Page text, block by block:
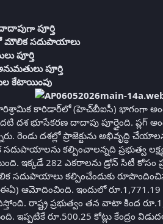
పూర్తి
మౌలిక సదుపాయాలు
పూర్తి
పూర్తి
కేటాయింపు
కారిడార్‌లో (హెచ్‌బీఐసీ) భాగంగా
దశ భూసేకరణ దాదాపు పూర్తైంది. ప్లగ్‌
రెండు దశల్లో ప్రాజెక్టును అభివృద్ధి
కల్పించాలన్నది ప్రభుత్వ
ఇక్కడే 282 ఎకరాలను డ్రోన్‌ సిటీ కోసం
సదుపాయాలు కల్పించేందుకు
ఆమోదించింది. ఇందులో రూ.1,771.19
రాష్ట్ర ప్రభుత్వం తన వాటా కింద
ఇప్పటికే రూ.500.25 కోట్లు కేంద్రం